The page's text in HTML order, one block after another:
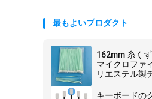
最もよいプロダクト
162mm 糸く
マイクロファ
リエステル製
PP スティッ
キーボードの